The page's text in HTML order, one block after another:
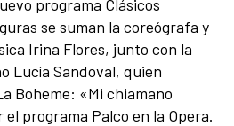
programa Clásicos
se suman la coreógrafa y
Irina Flores, junto con la
Lucía Sandoval, quien
Boheme: «Mi chiamano
programa Palco en la Opera.